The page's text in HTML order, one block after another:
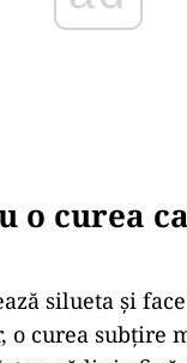
o curea
silueta și
o curea subțire